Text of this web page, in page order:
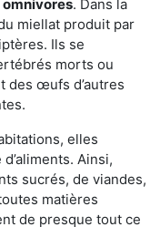
. Dans la
miellat produit par
Ils se
morts ou
des œufs d’autres
elles
Ainsi,
sucrés, de viandes,
matières
de presque tout ce